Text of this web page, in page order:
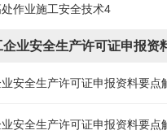
作业施工安全技术4
业安全生产许可证申报资
安全生产许可证申报资料要点
安全生产许可证申报资料要点